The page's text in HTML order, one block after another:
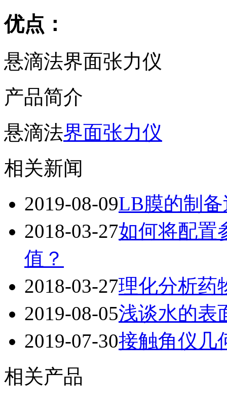
优点：
悬滴法界面张力仪
产品简介
悬滴法界面张力仪
相关新闻
2019-08-09LB膜的制
2018-03-27如何将配置
值？
2018-03-27理化分析药
2019-08-05浅谈水的表
2019-07-30接触角仪几
相关产品